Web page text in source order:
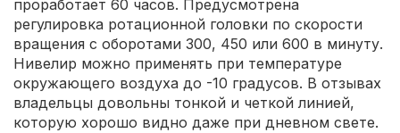
проработает 60 часов. Предусмотрена
регулировка ротационной головки по скорости
вращения с оборотами 300, 450 или 600 в минуту.
Нивелир можно применять при температуре
окружающего воздуха до -10 градусов. В отзывах
владельцы довольны тонкой и четкой линией,
которую хорошо видно даже при дневном свете.